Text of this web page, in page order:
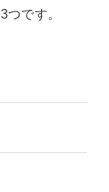
です。